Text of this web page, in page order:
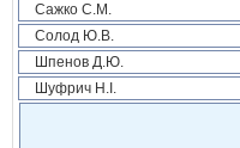
Сажко С.М.
Солод Ю.В.
Шпенов Д.Ю.
Шуфрич Н.І.